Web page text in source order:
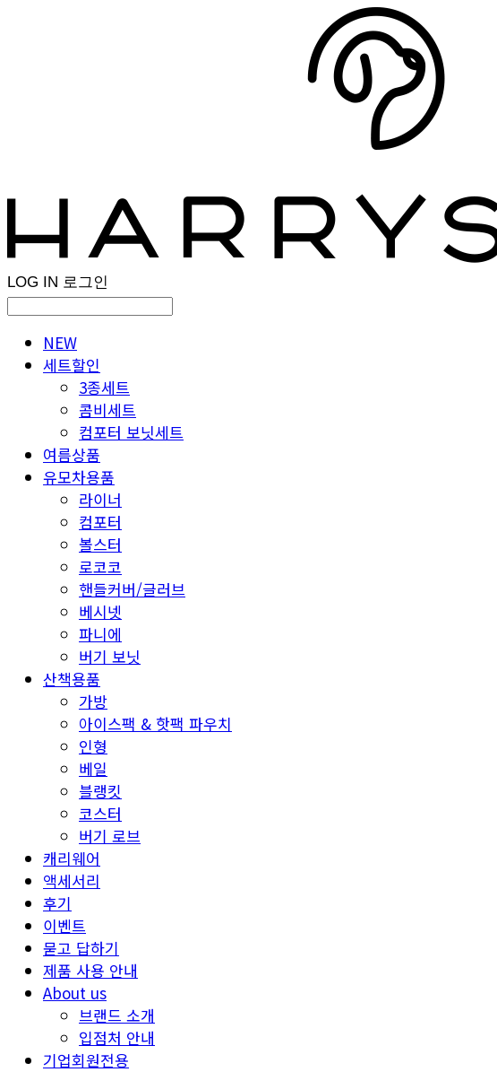
LOG IN 로그인
NEW
세트할인
3종세트
콤비세트
컴포터 보닛세트
여름상품
유모차용품
라이너
컴포터
볼스터
로코코
핸들커버/글러브
베시넷
파니에
버기 보닛
산책용품
가방
아이스팩 & 핫팩 파우치
인형
베일
블랭킷
코스터
버기 로브
캐리웨어
액세서리
후기
이벤트
묻고 답하기
제품 사용 안내
About us
브랜드 소개
입점처 안내
기업회원전용